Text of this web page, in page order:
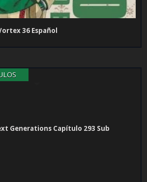
36 Español
Generations Capítulo 293 Sub